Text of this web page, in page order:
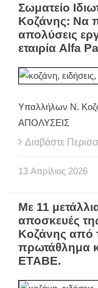
Σωματείο
Κοζάνης: Να
απολύσεις
εταιρία Alfa
Υπαλλήλων Ν.
ΑΠΟΛΥΣΕΙΣ
Διαβάστε
13 Απρίλιος 2026
Με 11
αποσκευές
Κοζάνης από
πρωτάθλημα
ΕΤΑΒΕ.